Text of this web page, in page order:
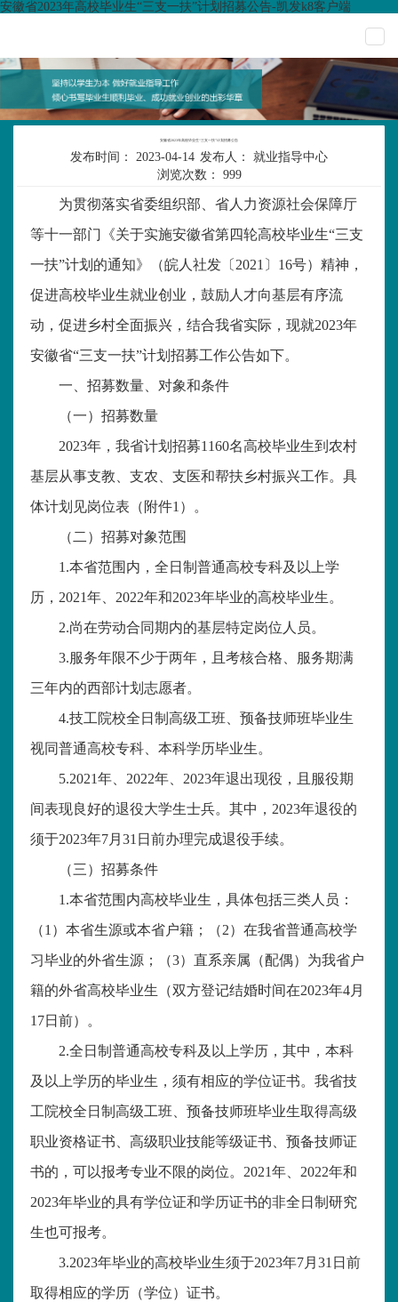
安徽省2023年高校毕业生“三支一扶”计划招募公告-凯发k8客户端
安徽省2023年高校毕业生“三支一扶”计划招募公告
发布时间： 2023-04-14 发布人：
就业指导中心
浏览次数：
999
为贯彻落实省委组织部、省人力资源社会保障厅
等十一部门《关于实施安徽省第四轮高校毕业生“三支
一扶”计划的通知》（皖人社发〔2021〕16号）精神，
促进高校毕业生就业创业，鼓励人才向基层有序流
动，促进乡村全面振兴，结合我省实际，现就2023年
安徽省“三支一扶”计划招募工作公告如下。
一、招募数量、对象和条件
（一）招募数量
2023年，我省计划招募1160名高校毕业生到农村
基层从事支教、支农、支医和帮扶乡村振兴工作。具
体计划见岗位表（附件1）。
（二）招募对象范围
1.本省范围内，全日制普通高校专科及以上学
历，2021年、2022年和2023年毕业的高校毕业生。
2.尚在劳动合同期内的基层特定岗位人员。
3.服务年限不少于两年，且考核合格、服务期满
三年内的西部计划志愿者。
4.技工院校全日制高级工班、预备技师班毕业生
视同普通高校专科、本科学历毕业生。
5.2021年、2022年、2023年退出现役，且服役期
间表现良好的退役大学生士兵。其中，2023年退役的
须于2023年7月31日前办理完成退役手续。
（三）招募条件
1.本省范围内高校毕业生，具体包括三类人员：
（1）本省生源或本省户籍；（2）在我省普通高校学
习毕业的外省生源；（3）直系亲属（配偶）为我省户
籍的外省高校毕业生（双方登记结婚时间在2023年4月
17日前）。
2.全日制普通高校专科及以上学历，其中，本科
及以上学历的毕业生，须有相应的学位证书。我省技
工院校全日制高级工班、预备技师班毕业生取得高级
职业资格证书、高级职业技能等级证书、预备技师证
书的，可以报考专业不限的岗位。2021年、2022年和
2023年毕业的具有学位证和学历证书的非全日制研究
生也可报考。
3.2023年毕业的高校毕业生须于2023年7月31日前
取得相应的学历（学位）证书。